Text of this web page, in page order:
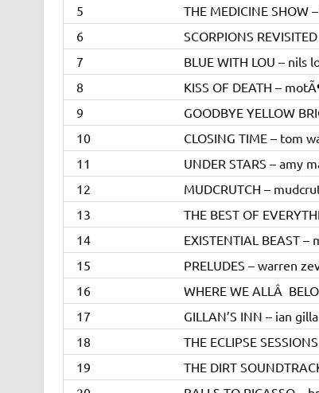
5
THE MEDICINE SHOW
6
SCORPIONS
7
BLUE WITH LOU – nils
8
KISS OF DEATH –
9
GOODBYE YELLOW
10
CLOSING TIME – tom
11
UNDER STARS – amy
12
MUDCRUTCH –
13
THE BEST OF
14
EXISTENTIAL BEAST
15
PRELUDES – warren
16
WHERE WE ALLÂ
17
GILLAN’S INN – ian
18
THE ECLIPSE
19
THE DIRT